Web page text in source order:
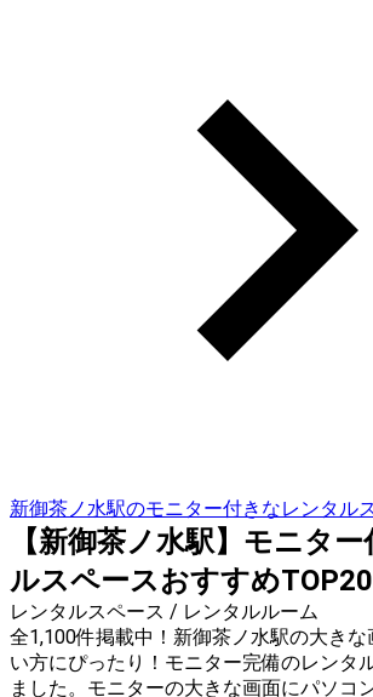
新御茶ノ水駅のモニター付きなレンタル
【新御茶ノ水駅】モニタ
ルスペースおすすめTOP20
レンタルスペース / レンタルルーム
全1,100件掲載中！新御茶ノ水駅の大きな
い方にぴったり！モニター完備のレンタ
ました。モニターの大きな画面にパソコ